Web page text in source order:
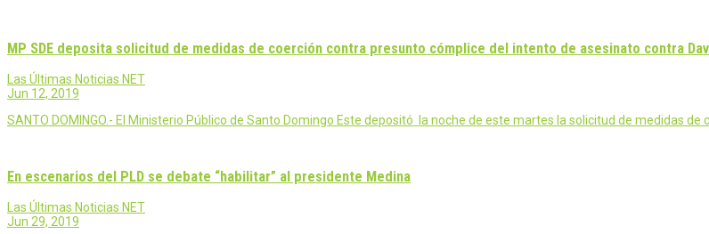
MP SDE deposita solicitud de medidas de coerción contra presunto cómplice del intento de asesinato contra
Las Últimas Noticias NET
Jun 12, 2019
SANTO DOMINGO.- El Ministerio Público de Santo Domingo Este depositó la noche de este martes la solicitud de medidas de
En escenarios del PLD se debate “habilitar” al presidente Medina
Las Últimas Noticias NET
Jun 29, 2019